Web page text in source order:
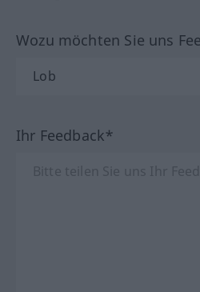
Wozu möchten Sie uns
Ihr Feedback*